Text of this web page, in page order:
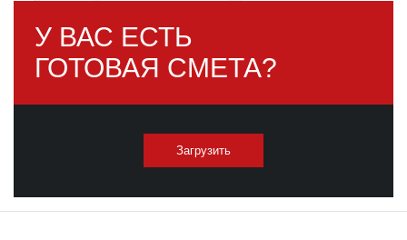
У ВАС ЕСТЬ
ГОТОВАЯ СМЕТА?
Загрузить